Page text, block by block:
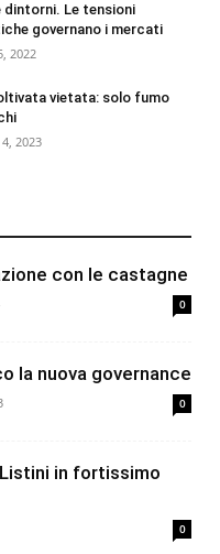
dintorni. Le tensioni
governano i mercati
2022
vietata: solo fumo
2023
con le castagne
0
la nuova governance
0
in fortissimo
0